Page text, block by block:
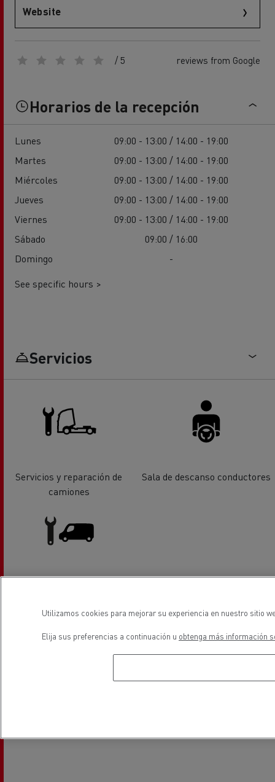
Website
/ 5 reviews from Google
Horarios de la recepción
Lunes
09:00 - 13:00 / 14:00 - 19:00
Martes
09:00 - 13:00 / 14:00 - 19:00
Miércoles
09:00 - 13:00 / 14:00 - 19:00
Jueves
09:00 - 13:00 / 14:00 - 19:00
Viernes
09:00 - 13:00 / 14:00 - 19:00
Sábado
09:00 / 16:00
Domingo
-
See specific hours >
Servicios
Servicios y reparación de
camiones
Sala de descanso conductores
ubicación
Utilizamos cookies para mejorar su experiencia en nuestro sitio
Elija sus preferencias a continuación u obtenga más información